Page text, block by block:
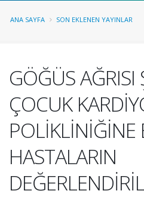
ANA SAYFA SON EKLENEN YAYINLAR
GÖĞÜS AĞRISI
ÇOCUK
POLİKLİNİĞİNE
HASTALARIN